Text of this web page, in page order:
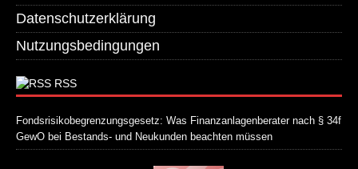
Datenschutzerklärung
Nutzungsbedingungen
RSS
Fondsrisikobegrenzungsgesetz: Was Finanzanlagenberater nach § 34f
GewO bei Bestands- und Neukunden beachten müssen